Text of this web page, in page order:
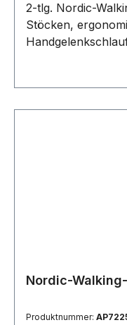
2-tlg. Nordic-
Stöcken,
Verpackt in einer
Nordic-
Produktnummer: